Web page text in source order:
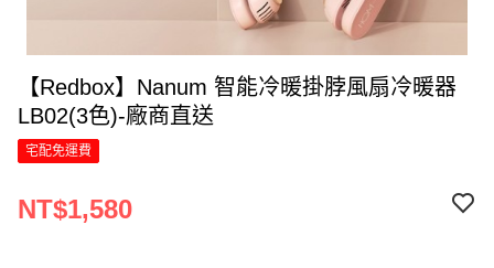
【Redbox】Nanum 智能冷暖掛脖風扇冷暖器
LB02(3色)-廠商直送
宅配免運費
NT$1,580